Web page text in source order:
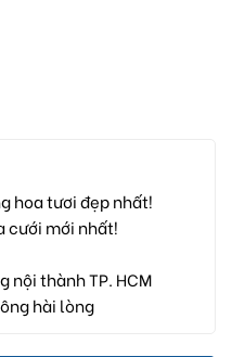
hoa tươi đẹp nhất!
cưới mới nhất!
nội thành TP. HCM
hài lòng